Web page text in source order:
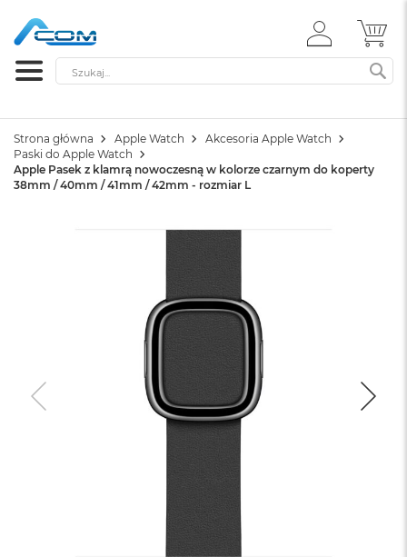
ZALOGUJ
SIĘ
Szukaj
Strona główna Apple Watch
Akcesoria Apple Watch
Paski do Apple Watch
Apple Pasek z klamrą nowoczesną w kolorze czarnym do koperty
38mm / 40mm / 41mm / 42mm - rozmiar L